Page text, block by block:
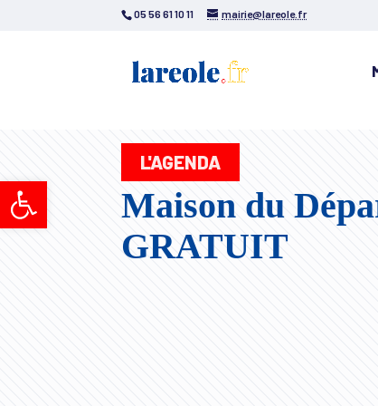
Ouvrir la barre d’outils
05 56 61 10 11 mairie@lareole.fr
L'AGENDA
Maison du
GRATUIT